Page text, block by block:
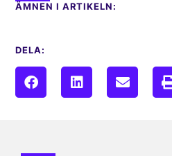
ÄMNEN I ARTIKELN:
DELA: